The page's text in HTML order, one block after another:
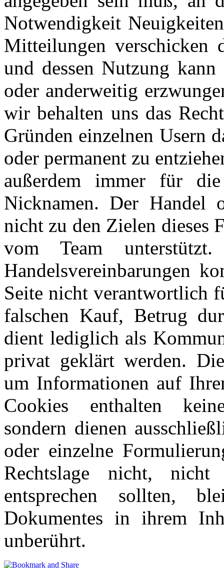
Notwendigkeit
Mitteilungen verschicken
und dessen Nutzung
oder anderweitig
wir behalten uns das
Gründen einzelnen Usern
oder permanent zu
außerdem immer für
Nicknamen. Der Handel
nicht zu den Zielen dieses
vom Team
Handelsvereinbarungen
Seite nicht verantwortlich
falschen Kauf, Betrug
dient lediglich als
privat geklärt werden.
um Informationen auf
Cookies enthalten
sondern dienen
oder einzelne
Rechtslage nicht,
entsprechen sollten,
Dokumentes in ihrem
unberührt.